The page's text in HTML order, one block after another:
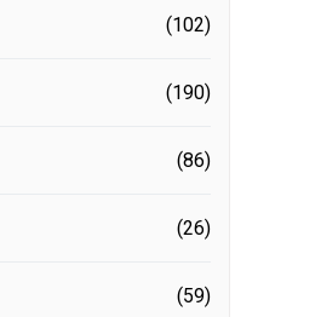
(102)
(190)
(86)
(26)
(59)